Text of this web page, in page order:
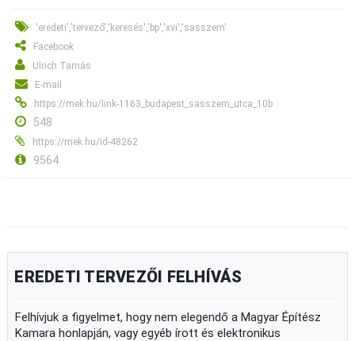
'eredeti','tervező','keresés','bp','xvi','sasszem'
Facebook
Ulrich Tamás
E-mail
https://mek.hu/link-1163_budapest_sasszem_utca_10b
548
https://mek.hu/id-48262
9564
EREDETI TERVEZŐI FELHÍVÁS
Felhívjuk a figyelmet, hogy nem elegendő a Magyar Építész
Kamara honlapján, vagy egyéb írott és elektronikus